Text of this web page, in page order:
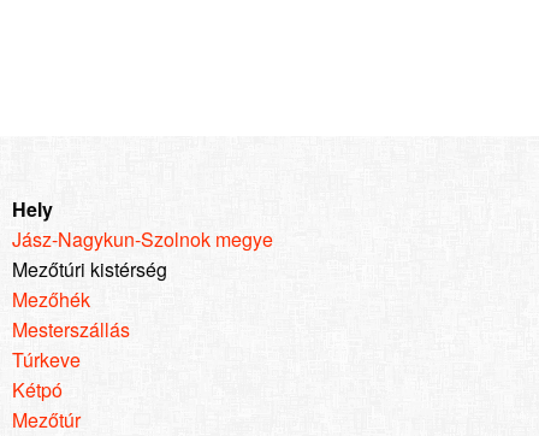
Hely
Jász-Nagykun-Szolnok megye
Mezőtúri kistérség
Mezőhék
Mesterszállás
Túrkeve
Kétpó
Mezőtúr